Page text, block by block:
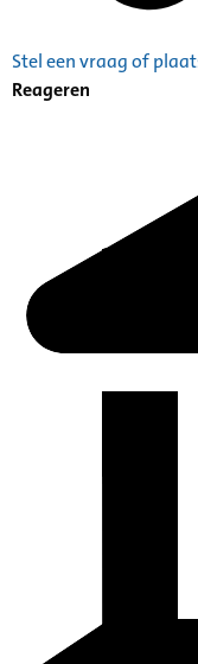
Stel een vraag of
Reageren